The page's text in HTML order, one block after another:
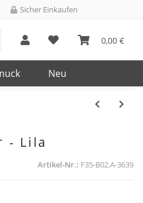
Sicher Einkaufen
0,00 €
Neu
- Lila
Artikel-Nr.: F35-B02.A-3639